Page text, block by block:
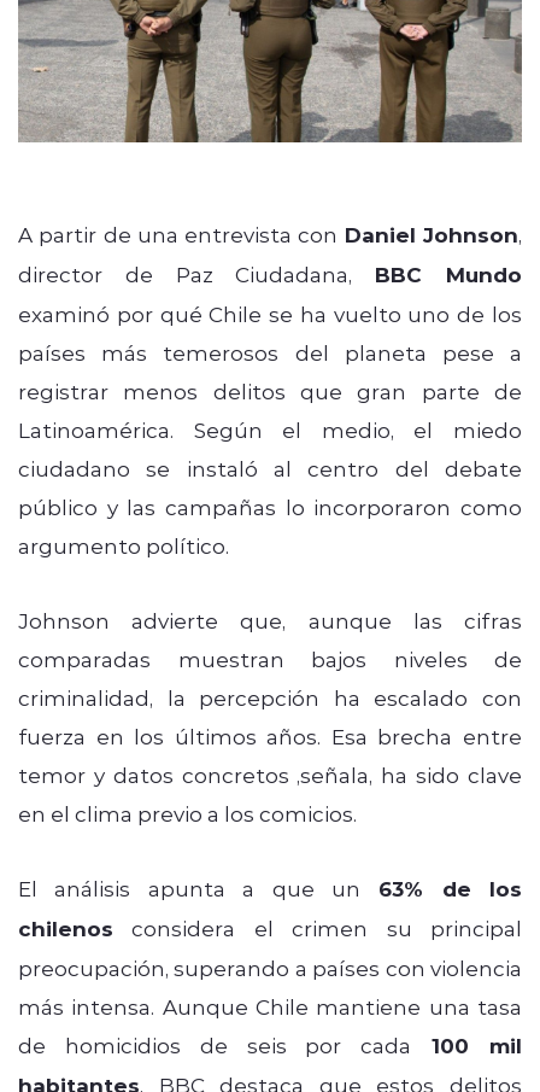
A partir de una entrevista con Daniel Johnson,
director de Paz Ciudadana, BBC Mundo
examinó por qué Chile se ha vuelto uno de los
países más temerosos del planeta pese a
registrar menos delitos que gran parte de
Latinoamérica. Según el medio, el miedo
ciudadano se instaló al centro del debate
público y las campañas lo incorporaron como
argumento político.
Johnson advierte que, aunque las cifras
comparadas muestran bajos niveles de
criminalidad, la percepción ha escalado con
fuerza en los últimos años. Esa brecha entre
temor y datos concretos ,señala, ha sido clave
en el clima previo a los comicios.
El análisis apunta a que un
63% de los
chilenos considera el crimen su principal
preocupación, superando a países con violencia
más intensa. Aunque Chile mantiene una tasa
de homicidios de seis por cada
100 mil
habitantes, BBC destaca que estos delitos